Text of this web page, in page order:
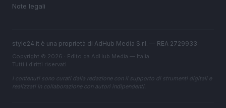
Note legali
style24.it è una proprietà di AdHub Media S.r.l. — REA 2729933
Copyright © 2026 · Edito da AdHub Media — Italia
Tutti i diritti riservati
I contenuti sono curati dalla redazione con il supporto di strumenti digitali e
realizzati in collaborazione con autori indipendenti.